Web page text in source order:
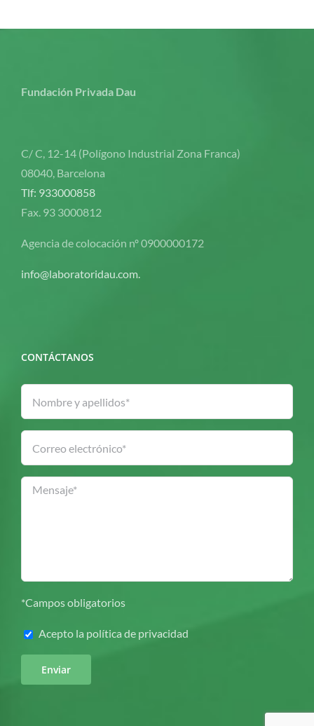
Fundación Privada Dau
C/ C, 12-14 (Polígono Industrial Zona Franca)
08040, Barcelona
Tlf: 933000858
Fax. 93 3000812
Agencia de colocación nº 0900000172
info@laboratoridau.com.
CONTÁCTANOS
*Campos obligatorios
Acepto la política de privacidad